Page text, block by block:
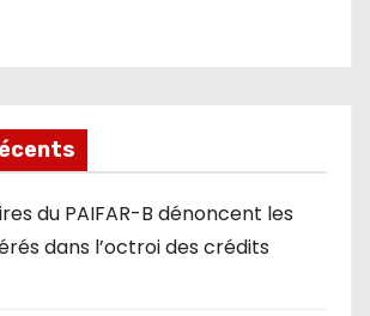
du PAIFAR-B dénoncent les
dans l’octroi des crédits